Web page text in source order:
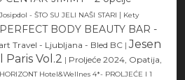
- ŠTO SU JELI NAŠI STARI | Kety
PERFECT BODY BEAUTY BAR -
Travel - Ljubljana - Bled BC | Jesen
Vol.2 | Proljeće 2024, Opatija,
HORIZONT Hotel&Wellnes 4*- PROLJEĆE I 1